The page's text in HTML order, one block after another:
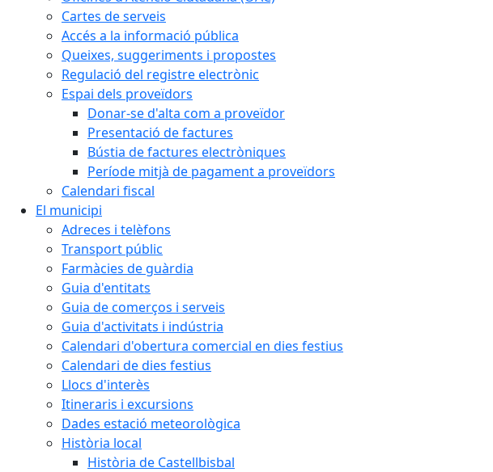
Cartes de serveis
Accés a la informació pública
Queixes, suggeriments i propostes
Regulació del registre electrònic
Espai dels proveïdors
Donar-se d'alta com a proveïdor
Presentació de factures
Bústia de factures electròniques
Període mitjà de pagament a proveïdors
Calendari fiscal
El municipi
Adreces i telèfons
Transport públic
Farmàcies de guàrdia
Guia d'entitats
Guia de comerços i serveis
Guia d'activitats i indústria
Calendari d'obertura comercial en dies festius
Calendari de dies festius
Llocs d'interès
Itineraris i excursions
Dades estació meteorològica
Història local
Història de Castellbisbal